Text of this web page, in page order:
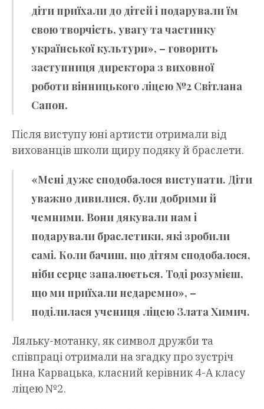
діти приїхали до дітей і подарували їм
свою творчість, увагу та частинку
української культури», – говорить
заступниця директора з виховної
роботи вінницького ліцею №2 Світлана
Сапон.
Після виступу юні артисти отримали від
вихованців школи щиру подяку й браслети.
«Мені дуже сподобалося виступати. Діти
уважно дивилися, були добрими й
чемними. Вони дякували нам і
подарували браслетики, які зробили
самі. Коли бачиш, що дітям сподобалося,
ніби серце запалюється. Тоді розумієш,
що ми приїхали недаремно», –
поділилася учениця ліцею Злата Химич.
Ляльку-мотанку, як символ дружби та
співпраці отримали на згадку про зустріч
Інна Карвацька, класний керівник 4-А класу
ліцею №2.